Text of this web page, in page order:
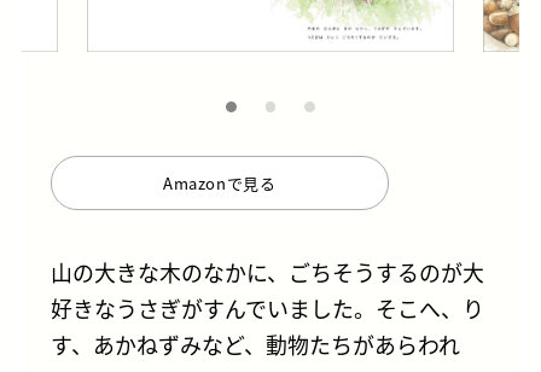
Amazonで見る
山の大きな木のなかに、ごちそうするのが大
好きなうさぎがすんでいました。そこへ、り
す、あかねずみなど、動物たちがあらわれ